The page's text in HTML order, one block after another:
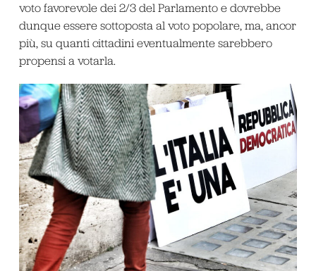
voto favorevole dei 2/3 del Parlamento e dovrebbe
dunque essere sottoposta al voto popolare, ma, ancor
più, su quanti cittadini eventualmente sarebbero
propensi a votarla.